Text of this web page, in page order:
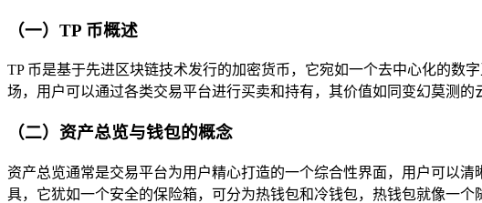
（一）TP 币概述
TP 币是基于先进区块链技术发行的加密货币，它宛如一个去中心化的数
场，用户可以通过各类交易平台进行买卖和持有，其价值如同变幻莫测
（二）资产总览与钱包的概念
资产总览通常是交易平台为用户精心打造的一个综合性界面，用户可以
具，它犹如一个安全的保险箱，可分为热钱包和冷钱包，热钱包就像一